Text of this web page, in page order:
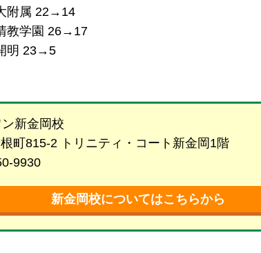
附属 22→14
教学園 26→17
明 23→5
新金岡校
町815-2 トリニティ・コート新金岡1階
9930
新金岡校についてはこちらから